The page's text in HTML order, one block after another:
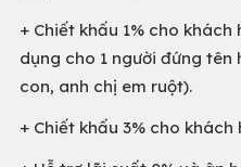
+ Chiết khấu 1% cho
dụng cho 1 người đứng tên
con, anh chị em ruột).
+ Chiết khấu 3% cho